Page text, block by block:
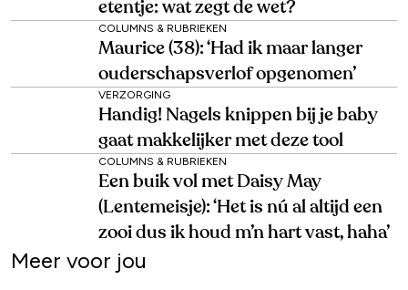
etentje: wat zegt de wet?
COLUMNS & RUBRIEKEN
Maurice (38): ‘Had ik maar langer
ouderschapsverlof opgenomen’
VERZORGING
Handig! Nagels knippen bij je baby
gaat makkelijker met deze tool
COLUMNS & RUBRIEKEN
Een buik vol met Daisy May
(Lentemeisje): ‘Het is nú al altijd een
zooi dus ik houd m’n hart vast, haha’
Meer voor jou